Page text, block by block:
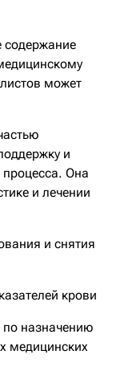
содержание
может
и
Она
и лечении
и снятия
крови
назначению
медицинских